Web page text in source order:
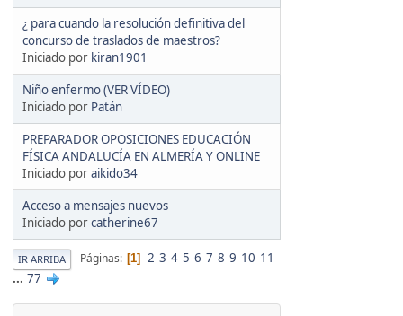
¿ para cuando la resolución definitiva del
concurso de traslados de maestros?
Iniciado por kiran1901
Niño enfermo (VER VÍDEO)
Iniciado por Patán
PREPARADOR OPOSICIONES EDUCACIÓN
FÍSICA ANDALUCÍA EN ALMERÍA Y ONLINE
Iniciado poraikido34
Acceso a mensajes nuevos
Iniciado porcatherine67
IR ARRIBA Páginas 1 2 3 4 5 6 7 8 9 10 11
... 77